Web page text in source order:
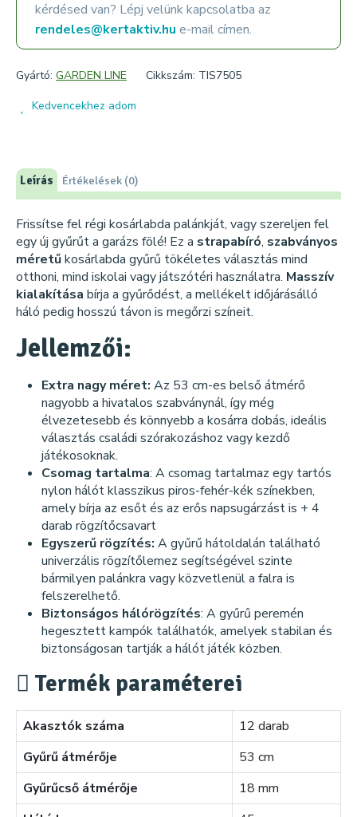
kérdésed van? Lépj velünk kapcsolatba az
rendeles@kertaktiv.hu e-mail címen.
Gyártó: GARDEN LINE
Cikkszám: TIS7505
Kedvencekhez adom
Leírás Értékelések (0)
Frissítse fel régi kosárlabda palánkját, vagy szereljen fel
egy új gyűrűt a garázs fölé! Ez a strapabíró, szabványos
méretűkosárlabda gyűrű tökéletes választás mind
otthoni, mind iskolai vagy játszótéri használatra. Masszív
kialakítása bírja a gyűrődést, a mellékelt időjárásálló
háló pedig hosszú távon is megőrzi színeit.
Jellemzői:
Extra nagy méret: Az 53 cm-es belső átmérő
nagyobb a hivatalos szabványnál, így még
élvezetesebb és könnyebb a kosárra dobás, ideális
választás családi szórakozáshoz vagy kezdő
játékosoknak.
Csomag tartalma: A csomag tartalmaz egy tartós
nylon hálót klasszikus piros-fehér-kék színekben,
amely bírja az esőt és az erős napsugárzást is + 4
darab rögzítőcsavart
Egyszerű rögzítés: A gyűrű hátoldalán található
univerzális rögzítőlemez segítségével szinte
bármilyen palánkra vagy közvetlenül a falra is
felszerelhető.
Biztonságos hálórögzítés: A gyűrű peremén
hegesztett kampók találhatók, amelyek stabilan és
biztonságosan tartják a hálót játék közben.
Termék paraméterei
Akasztók száma
12 darab
Gyűrű átmérője
53 cm
Gyűrűcső átmérője
18 mm